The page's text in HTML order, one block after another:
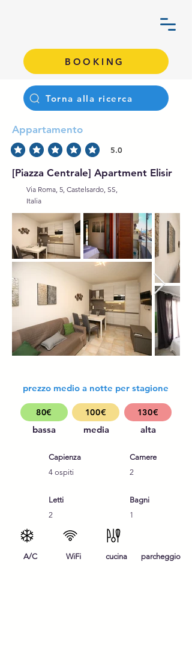
BOOKING
Torna alla ricerca
Appartamento
5.0
la valutazione media è 5 su 5
[Piazza Centrale] Apartment Elisir
Via Roma, 5, Castelsardo, SS,
Italia
prezzo medio a notte per stagione
80€
bassa
100€
media
130€
alta
Capienza
4 ospiti
Letti
2
Camere
2
Bagni
1
A/C WiFi cucina parcheggio